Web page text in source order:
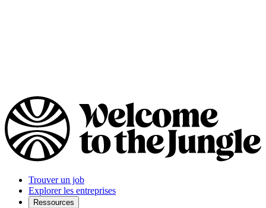
Trouver un job
Explorer les entreprises
Ressources